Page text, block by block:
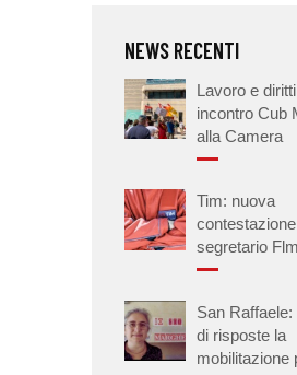
NEWS RECENTI
Lavoro e
incontro Cub
alla Camera
Tim: nuova
segretario
San
di risposte la
mobilitazione